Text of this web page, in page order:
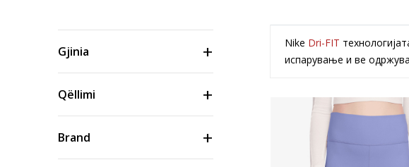
Gjinia
Qëllimi
Brand
Nike Dri-FIT
испарување и ве